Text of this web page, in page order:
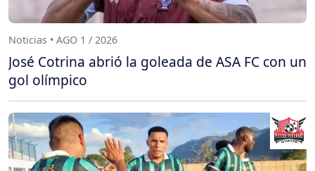
Noticias • AGO 1 / 2026
José Cotrina abrió la goleada de ASA FC con un
gol olímpico